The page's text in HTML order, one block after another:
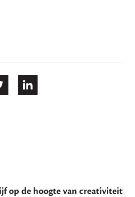
op de hoogte van creativiteit